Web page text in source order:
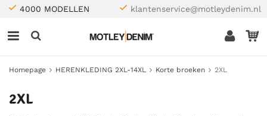
4000 MODELLEN klantenservice@motleydenim.nl
Homepage HERENKLEDING 2XL-14XL Korte broeken 2XL
2XL